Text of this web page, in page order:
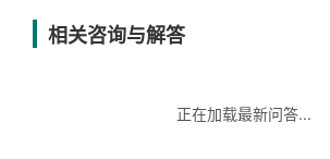
相关咨询与解答
正在加载最新问答...